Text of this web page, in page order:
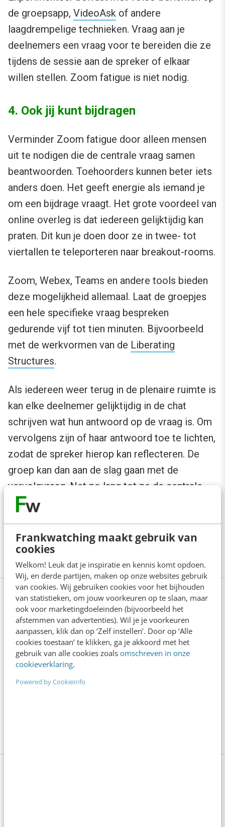
Frankwatching maakt gebruik van
cookies
Welkom! Leuk dat je inspiratie en kennis komt opdoen.
Wij, en derde partijen, maken op onze websites gebruik
van cookies. Wij gebruiken cookies voor het bijhouden
van statistieken, om jouw voorkeuren op te slaan, maar
ook voor marketingdoeleinden (bijvoorbeeld het
afstemmen van advertenties). Wil je je voorkeuren
aanpassen, klik dan op ‘Zelf instellen’. Door op ‘Alle
cookies toestaan’ te klikken, ga je akkoord met het
gebruik van alle cookies zoals omschreven in onze
cookieverklaring.
Powered by CookieInfo
de groepsapp, VideoAsk of andere
laagdrempelige technieken. Vraag aan je
deelnemers een vraag voor te bereiden die ze
tijdens de sessie aan de spreker of elkaar
willen stellen. Zoom fatigue is niet nodig.
4. Ook jij kunt bijdragen
Verminder Zoom fatigue door alleen mensen
uit te nodigen die de centrale vraag samen
beantwoorden. Toehoorders kunnen beter iets
anders doen. Het geeft energie als iemand je
om een bijdrage vraagt. Het grote voordeel van
online overleg is dat iedereen gelijktijdig kan
praten. Dit kun je doen door ze in twee- tot
viertallen te teleporteren naar breakout-rooms.
Zoom, Webex, Teams en andere tools bieden
deze mogelijkheid allemaal. Laat de groepjes
een hele specifieke vraag bespreken
gedurende vijf tot tien minuten. Bijvoorbeeld
met de werkvormen van de Liberating
Structures.
Als iedereen weer terug in de plenaire ruimte is
kan elke deelnemer gelijktijdig in de chat
schrijven wat hun antwoord op de vraag is. Om
vervolgens zijn of haar antwoord toe te lichten,
zodat de spreker hierop kan reflecteren. De
groep kan dan aan de slag gaan met de
vervolgvraag. Net zo lang tot ze de centrale
vraag van je sessie beantwoord hebben.
Wat doe jij aan om je Zoom-meetings bruisend
te houden? Laat het weten in de comments.
Creëer een onderscheidend merk
Net als Liquid Death je merk een statement laten
maken? In de masterclass Branding &
merkpositionering leer je hoe je een unieke
merkidentiteit ontwikkelt die opvalt in de markt.